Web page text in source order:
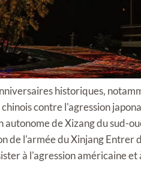
historiques,
contre l'agression
de Xizang du sud-
de l'armée du Xinjang Entrer
à l'agression américaine